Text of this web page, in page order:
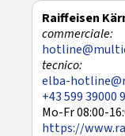
Raiffeisen
elba-
+43 599 39000
Mo-Fr 08:00-
https://